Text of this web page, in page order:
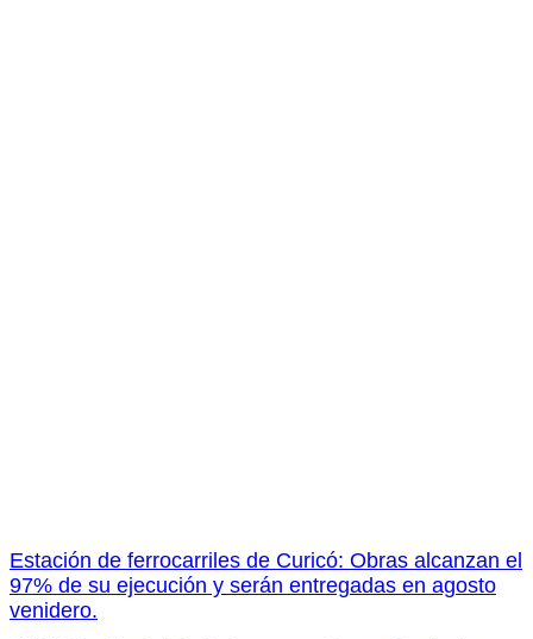
Estación de ferrocarriles de Curicó: Obras alcanzan el
97% de su ejecución y serán entregadas en agosto
venidero.